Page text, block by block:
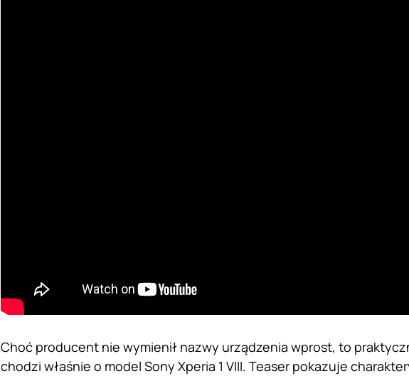
Choć producent nie wymienił nazwy urządzenia wprost, to
chodzi właśnie o model Sony Xperia 1 VIII. Teaser pokazuje